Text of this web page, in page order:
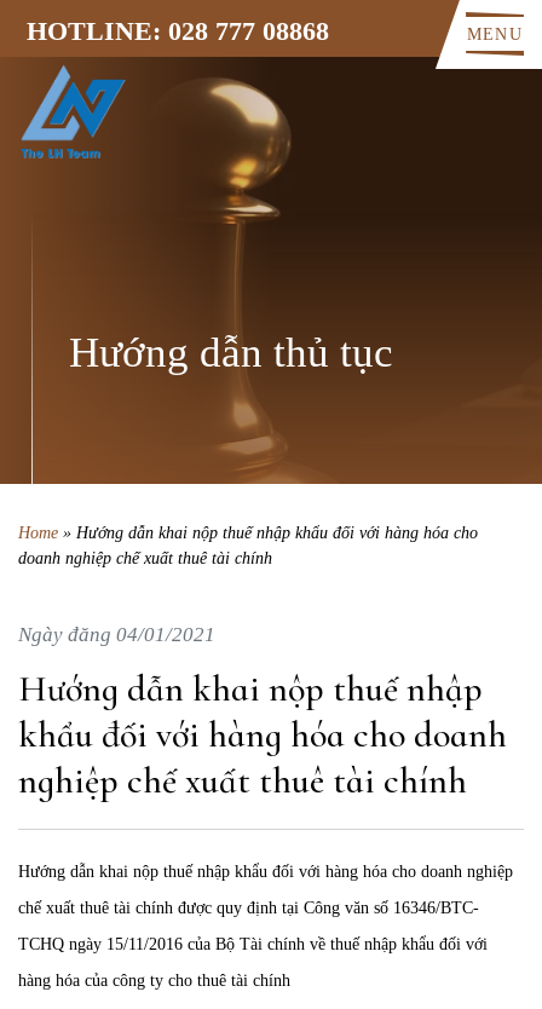
HOTLINE: 028 777 08868 MENU
Hướng dẫn thủ tục
Home » Hướng dẫn khai nộp thuế nhập khẩu đối với hàng hóa cho
doanh nghiệp chế xuất thuê tài chính
Ngày đăng 04/01/2021
Hướng dẫn khai nộp thuế nhập
khẩu đối với hàng hóa cho doanh
nghiệp chế xuất thuê tài chính
Hướng dẫn khai nộp thuế nhập khẩu đối với hàng hóa cho doanh nghiệp
chế xuất thuê tài chính được quy định tại Công văn số 16346/BTC-
TCHQ ngày 15/11/2016 của Bộ Tài chính về thuế nhập khẩu đối với
hàng hóa của công ty cho thuê tài chính